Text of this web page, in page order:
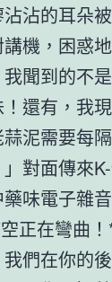
沾的耳朵
機，困惑
聞到的不
還有，我
泥需要每
對面傳來
味電子雜
正在彎曲
們在你的